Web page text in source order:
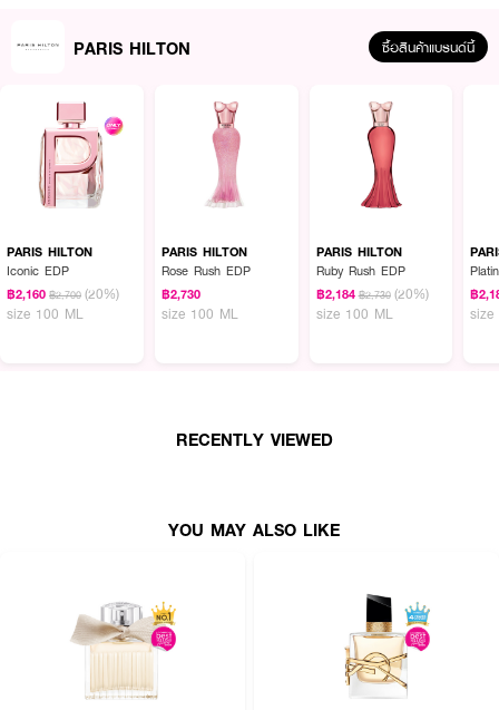
บันดาลใจจากเรื่องราวความรักอันแสนหวาน น้ำหอม Paris Hilton Rosé Rush
สร้างสรรค์กลิ่นอายของความเป็นผู้หญิงด้วยการผสานกลิ่นหอมของดอกไม้นานา
Rose Petals, Litchi, Neroli
Base Notes:White Musk, Amber, Cedar
ขนาด 100 ml.
PARIS HILTON ซื้อสินค้าแบรนด์นี้
PARIS HILTON
Iconic EDP
฿2,160 ฿2,700 (20%)
size 100 ML
PARIS HILTON
Rose Rush EDP
฿2,730
size 100 ML
PARIS HILTON
Ruby Rush EDP
฿2,184 ฿2,730 (20%)
size 100 ML
฿
size
RECENTLY VIEWED
YOU MAY ALSO LIKE